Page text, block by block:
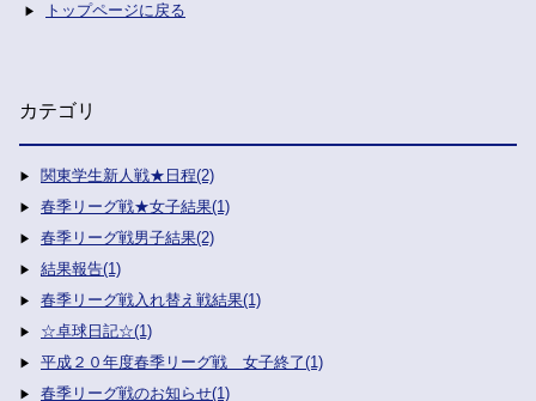
トップページに戻る
カテゴリ
関東学生新人戦★日程(2)
春季リーグ戦★女子結果(1)
春季リーグ戦男子結果(2)
結果報告(1)
春季リーグ戦入れ替え戦結果(1)
☆卓球日記☆(1)
平成２０年度春季リーグ戦 女子終了(1)
春季リーグ戦のお知らせ(1)